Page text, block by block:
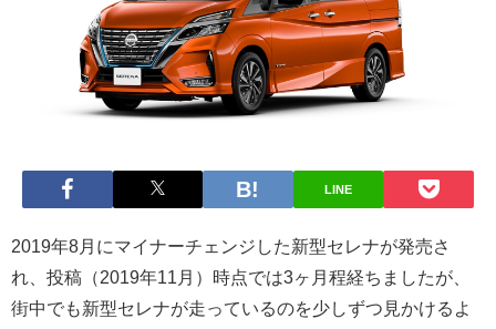
LINE
2019年8月にマイナーチェンジした新型セレナが発売さ
れ、投稿（2019年11月）時点では3ヶ月程経ちましたが、
街中でも新型セレナが走っているのを少しずつ見かけるよ